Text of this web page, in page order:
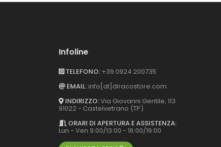
Infoline
TELEFONO: +39 0924 200735
EMAIL: info[at]diracostore.com
INDIRIZZO:Via Giovanni Gentile, 113
91022 - Castelvetrano (TP)
ORARI DI APERTURA E ASSISTENZA:
Lun - Ven 9:00/13:00 - 16:00/19:00